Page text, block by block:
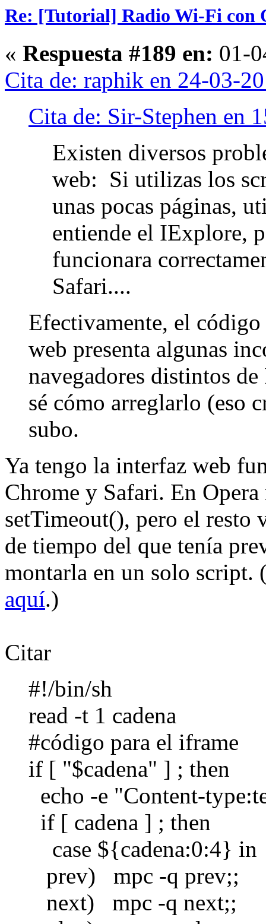
Re: [Tutorial] Radio Wi-Fi con
« Respuesta #189 en: 01-
Cita de: raphik en 24-03-
Cita de: Sir-Stephen en
Existen diversos
web: Si utilizas los
unas pocas páginas,
entiende el IExplore,
funcionara
Safari....
Efectivamente, el
web presenta algunas
navegadores distintos
sé cómo arreglarlo (eso
subo.
Ya tengo la interfaz web
Chrome y Safari. En
setTimeout(), pero el resto
de tiempo del que tenía
montarla en un solo script.
aquí.)
Citar
#!/bin/sh
read -t 1 cadena
#código para el iframe
if [ "$cadena" ] ; then
echo -e "Content-
if [ cadena ] ; then
case ${cadena:0:4} in
prev) mpc -q prev;;
next) mpc -q next;;